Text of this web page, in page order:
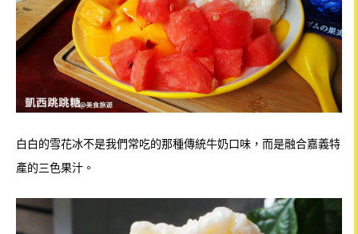
白白的雪花冰不是我們常吃的那種傳統牛奶口味，而是融合嘉義特
產的三色果汁。